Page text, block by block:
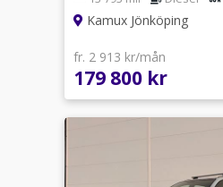
Kamux Jönköping
fr. 2 913 kr/mån
179 800 kr